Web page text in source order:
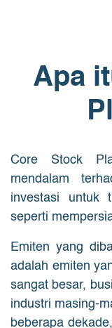
Apa
Core Stock
mendalam
investasi untuk
seperti
Emiten yang
adalah emiten
sangat besar,
industri masing-
beberapa